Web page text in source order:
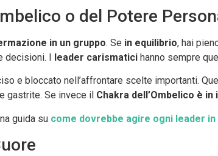
o del Potere
in un gruppo. Se in equilibrio, hai
decisioni. I leader carismatici hanno sempre
e bloccato nell’affrontare scelte importanti.
gastrite. Se invece il Chakra dell’Ombelico è
guida su come dovrebbe agire ogni leader in